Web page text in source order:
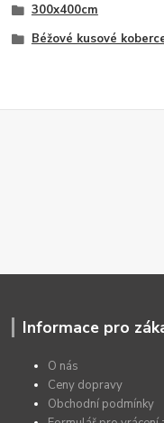
300x400cm
Béžové kusové
Informace pro
O nás
Ceny dopravy
Obchodní podmínky